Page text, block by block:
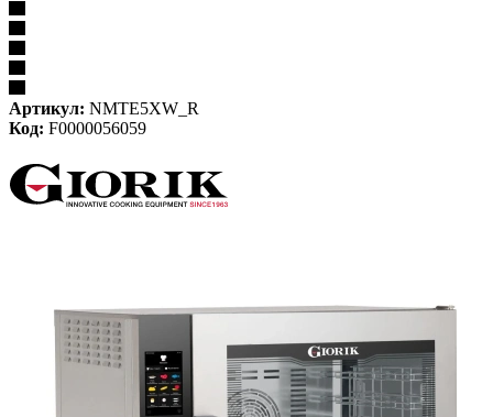
Артикул: NMTE5XW_R
Код: F0000056059